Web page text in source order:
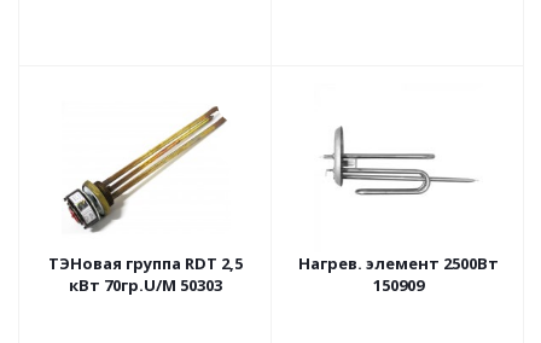
ТЭНовая группа RDT 2,5
кВт 70гр.U/M 50303
Нагрев. элемент 2500Вт
150909